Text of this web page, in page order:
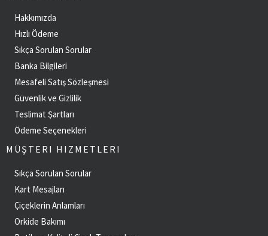
Hakkımızda
Hızlı Ödeme
Sıkça Sorulan Sorular
Banka Bilgileri
Mesafeli Satış Sözleşmesi
Güvenlik ve Gizlilik
Teslimat Şartları
Ödeme Seçenekleri
MÜŞTERI HIZMETLERI
Sıkça Sorulan Sorular
Kart Mesajları
Çiçeklerin Anlamları
Orkide Bakımı